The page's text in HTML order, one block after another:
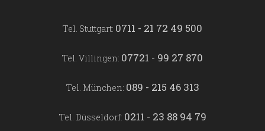
Tel. Stuttgart: 0711 - 21 72 49 500
Tel. Villingen: 07721 - 99 27 870
Tel. München: 089 - 215 46 313
Tel. Düsseldorf: 0211 - 23 88 94 79